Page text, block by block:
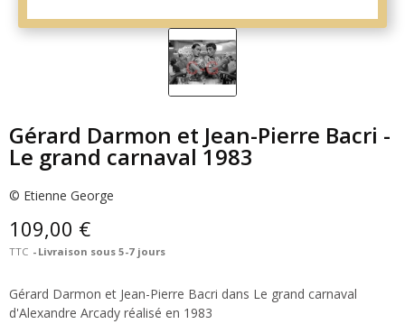
Gérard Darmon et Jean-Pierre Bacri -
Le grand carnaval 1983
© Etienne George
109,00 €
TTC Livraison sous 5-7 jours
Gérard Darmon et Jean-Pierre Bacri dans Le grand carnaval
d'Alexandre Arcady réalisé en 1983